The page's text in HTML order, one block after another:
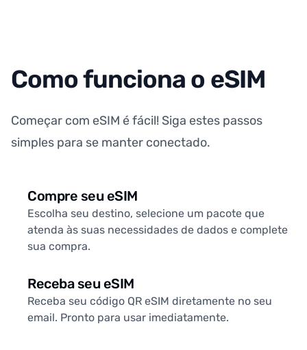
Como funciona o eSIM
Começar com eSIM é fácil! Siga estes passos
simples para se manter conectado.
Compre seu eSIM
Escolha seu destino, selecione um pacote que
atenda às suas necessidades de dados e complete
sua compra.
Receba seu eSIM
Receba seu código QR eSIM diretamente no seu
email. Pronto para usar imediatamente.